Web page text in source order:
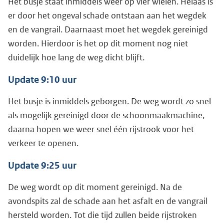
er door het ongeval schade ontstaan aan het wegdek
en de vangrail. Daarnaast moet het wegdek gereinigd
worden. Hierdoor is het op dit moment nog niet
duidelijk hoe lang de weg dicht blijft.
Update 9:10 uur
Het busje is inmiddels geborgen. De weg wordt zo snel
als mogelijk gereinigd door de schoonmaakmachine,
daarna hopen we weer snel één rijstrook voor het
verkeer te openen.
Update 9:25 uur
De weg wordt op dit moment gereinigd. Na de
avondspits zal de schade aan het asfalt en de vangrail
hersteld worden. Tot die tijd zullen beide rijstroken